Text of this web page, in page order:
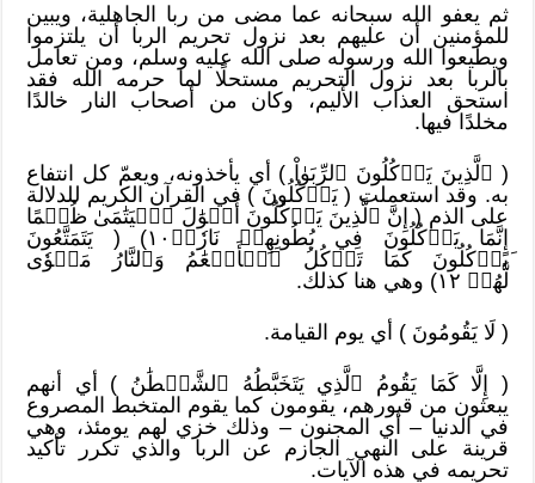
ثم يعفو الله سبحانه عما مضى من ربا الجاهلية، ويبين
للمؤمنين أن عليهم بعد نزول تحريم الربا أن يلتزموا
ويطيعوا الله ورسوله صلى الله عليه وسلم، ومن تعامل
بالربا بعد نزول التحريم مستحلًا لما حرمه الله فقد
استحق العذاب الأليم، وكان من أصحاب النار خالدًا
مخلدًا فيها.
( ٱلَّذِينَ يَأۡكُلُونَ ٱلرِّبَوٰاْ ) أي يأخذونه، ويعمّ كل انتفاع
به. وقد استعملت ( يَأۡكُلُونَ ) في القرآن الكريم للدلالة
على الذم ( إِنَّ ٱلَّذِينَ يَأۡكُلُونَ أَمۡوَٰلَ ٱلۡيَتَٰمَىٰ ظُلۡمًا
إِنَّمَا يَأۡكُلُونَ فِي بُطُونِهِمۡ نَارٗاۖ١٠) ( يَتَمَتَّعُونَ
َيَأۡكُلُونَ كَمَا تَأۡكُلُ ٱلۡأَنۡعَٰمُ وَٱلنَّارُ مَثۡوٗى
لَّهُمۡ ١٢) وهي هنا كذلك.
( لَا يَقُومُونَ ) أي يوم القيامة.
( إِلَّا كَمَا يَقُومُ ٱلَّذِي يَتَخَبَّطُهُ ٱلشَّيۡطَٰنُ ) أي أنهم
يبعثون من قبورهم، يقومون كما يقوم المتخبط المصروع
في الدنيا – أي المجنون – وذلك خزي لهم يومئذ، وهي
قرينة على النهي الجازم عن الربا والذي تكرر تأكيد
تحريمه في هذه الآيات.